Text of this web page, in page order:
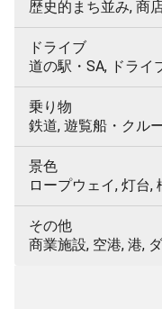
歴史的まち並み, 商
ドライブ
道の駅・SA, ドライ
乗り物
鉄道, 遊覧船・クル
景色
ロープウェイ, 灯台,
その他
商業施設, 空港, 港,